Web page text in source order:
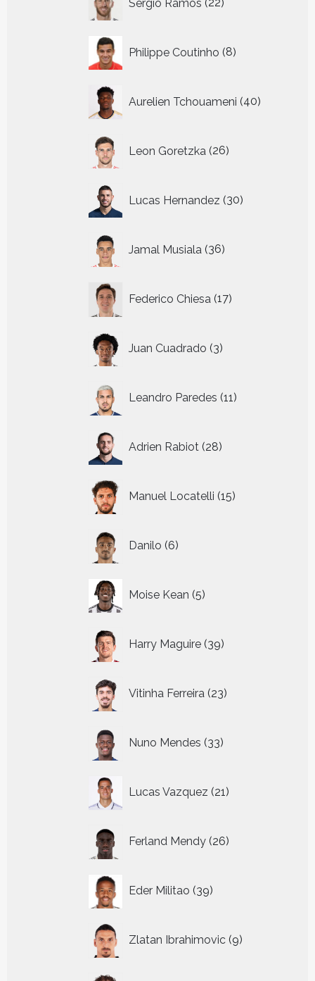
Sergio Ramos 22
producten
Philippe Coutinho 8
producten
Aurelien Tchouameni 40
producten
Leon Goretzka 26
producten
Lucas Hernandez 30
producten
Jamal Musiala 36
producten
Federico Chiesa 17
producten
Juan Cuadrado 3
producten
Leandro Paredes 11
producten
Adrien Rabiot 28
producten
Manuel Locatelli 15
producten
Danilo 6
producten
Moise Kean 5
producten
Harry Maguire 39
producten
Vitinha Ferreira 23
producten
Nuno Mendes 33
producten
Lucas Vazquez 21
producten
Ferland Mendy 26
producten
Eder Militao 39
producten
Zlatan Ibrahimovic 9
producten